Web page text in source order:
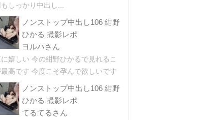
しっかり中出し...
ノンストップ中出し106 紺野
ひかる 撮影レポ
ヨルハさん
嬉しい 今の紺野ひかるで見れるこ
最高です 今度こそ孕んで欲しいです
ノンストップ中出し106 紺野
ひかる 撮影レポ
てるてるさん